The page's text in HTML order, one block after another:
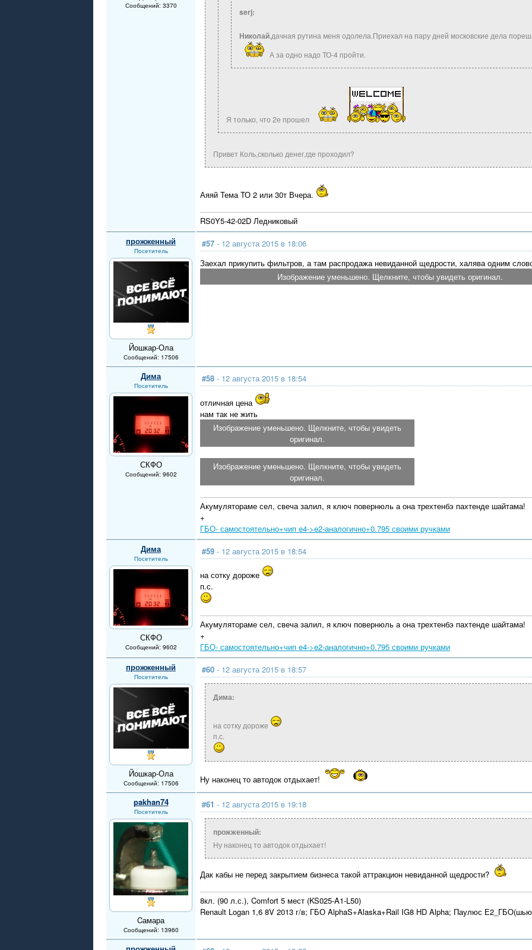
Сообщений: 3370
serj:
Николай,дачная рутина меня одолела.Приехал на пару дней московские дела
А за одно надо ТО-4 пройти.
Я только, что 2е прошел
Привет Коль,сколько денег,где проходил?
Аяяй Тема ТО 2 или 30т Вчера.
RS0Y5-42-02D Ледниковый
прожженный
Посетитель
Йошкар-Ола
Сообщений: 17506
#57 - 12 августа 2015 в 18:06
Заехал прикупить фильтров, а там распродажа невиданной щедрости, халява одним
Изображение уменьшено. Щелкните, чтобы увидеть оригинал.
Дима
Посетитель
СКФО
Сообщений: 9602
#58 - 12 августа 2015 в 18:54
отличная цена
нам так не жить
Изображение уменьшено. Щелкните, чтобы увидеть
оригинал.
Изображение уменьшено. Щелкните, чтобы увидеть
оригинал.
Акумулятораме сел, свеча залил, я ключ повернюль а она трехтенбэ пахтенде шайтама!
+
ГБО- самостоятельно+чип e4->e2-аналогично+0.795 своими ручками
Дима
Посетитель
СКФО
Сообщений: 9602
#59 - 12 августа 2015 в 18:54
на сотку дороже
п.с.
Акумулятораме сел, свеча залил, я ключ повернюль а она трехтенбэ пахтенде шайтама!
+
ГБО- самостоятельно+чип e4->e2-аналогично+0.795 своими ручками
прожженный
Посетитель
Йошкар-Ола
Сообщений: 17506
#60 - 12 августа 2015 в 18:57
Дима:
на сотку дороже
п.с.
Ну наконец то автодок отдыхает!
pakhan74
Посетитель
Cамара
Сообщений: 13960
#61 - 12 августа 2015 в 19:18
прожженный:
Ну наконец то автодок отдыхает!
Дак кабы не перед закрытием бизнеса такой аттракцион невиданной щедрости?
8кл. (90 л.с.), Comfort 5 мест (KS025-A1-L50)
Renault Logan 1,6 8V 2013 г/в; ГБО AlphaS+Alaska+Rail IG8 HD Alpha; Паулюс